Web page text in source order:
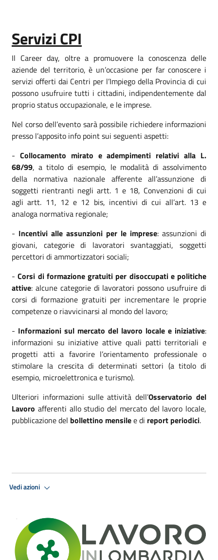
Servizi CPI
Il Career day, oltre a promuovere la conoscenza delle
aziende del territorio, è un’occasione per far conoscere i
servizi offerti dai Centri per l’Impiego della Provincia di cui
possono usufruire tutti i cittadini, indipendentemente dal
proprio status occupazionale, e le imprese.
Nel corso dell’evento sarà possibile richiedere informazioni
presso l’apposito info point sui seguenti aspetti:
- Collocamento mirato e adempimenti relativi alla L.
68/99, a titolo di esempio, le modalità di assolvimento
della normativa nazionale afferente all’assunzione di
soggetti rientranti negli artt. 1 e 18, Convenzioni di cui
agli artt. 11, 12 e 12 bis, incentivi di cui all’art. 13 e
analoga normativa regionale;
- Incentivi alle assunzioni per le imprese: assunzioni di
giovani, categorie di lavoratori svantaggiati, soggetti
percettori di ammortizzatori sociali;
-Corsi di formazione gratuiti per disoccupati e politiche
attive: alcune categorie di lavoratori possono usufruire di
corsi di formazione gratuiti per incrementare le proprie
competenze o riavvicinarsi al mondo del lavoro;
- Informazioni sul mercato del lavoro locale e iniziative:
informazioni su iniziative attive quali patti territoriali e
progetti atti a favorire l’orientamento professionale o
stimolare la crescita di determinati settori (a titolo di
esempio, microelettronica e turismo).
Ulteriori informazioni sulle attività dell’Osservatorio del
Lavoro afferenti allo studio del mercato del lavoro locale,
pubblicazione del bollettino mensilee di report periodici.
Vedi azioni